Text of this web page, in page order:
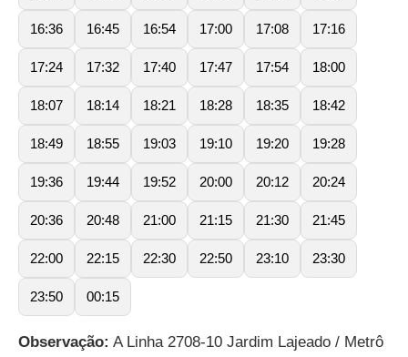
16:36 16:45 16:54 17:00 17:08 17:16
17:24 17:32 17:40 17:47 17:54 18:00
18:07 18:14 18:21 18:28 18:35 18:42
18:49 18:55 19:03 19:10 19:20 19:28
19:36 19:44 19:52 20:00 20:12 20:24
20:36 20:48 21:00 21:15 21:30 21:45
22:00 22:15 22:30 22:50 23:10 23:30
23:50 00:15
Observação: A Linha 2708-10 Jardim Lajeado / Metrô